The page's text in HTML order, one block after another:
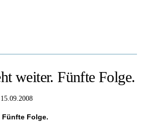
weiter. Fünfte Folge.
15.09.2008
Fünfte Folge.